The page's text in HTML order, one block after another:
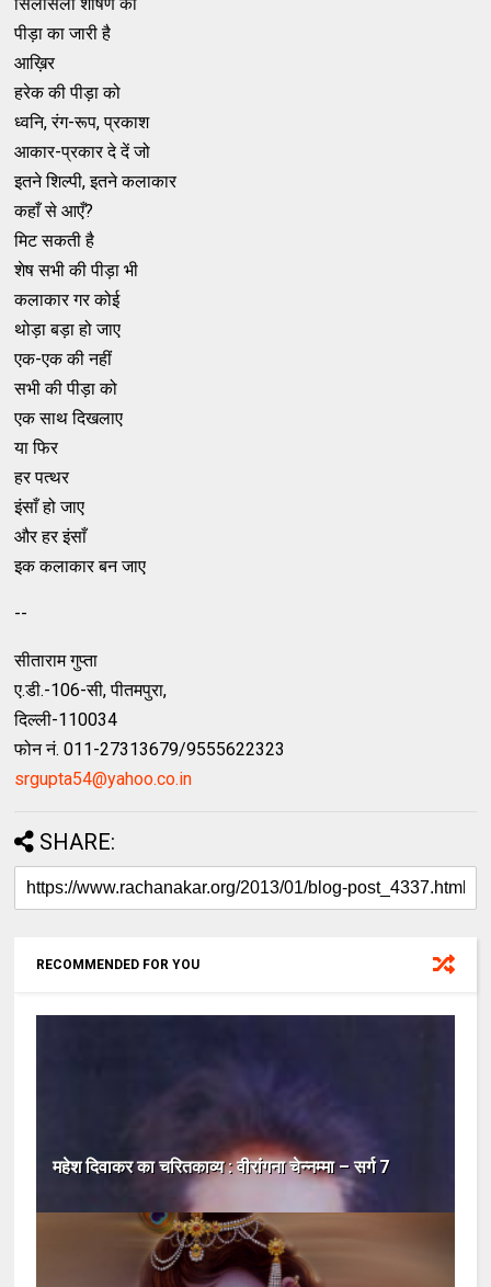
पीड़ा का जारी है
आख़िर
हरेक की पीड़ा को
ध्वनि, रंग-रूप, प्रकाश
आकार-प्रकार दे दें जो
इतने शिल्पी, इतने कलाकार
कहाँ से आएँ?
मिट सकती है
शेष सभी की पीड़ा भी
कलाकार गर कोई
थोड़ा बड़ा हो जाए
एक-एक की नहीं
सभी की पीड़ा को
एक साथ दिखलाए
या फिर
हर पत्थर
इंसाँ हो जाए
और हर इंसाँ
इक कलाकार बन जाए
--
सीताराम गुप्ता
ए.डी.-106-सी, पीतमपुरा,
दिल्ली-110034
फोन नं. 011-27313679/9555622323
srgupta54@yahoo.co.in
SHARE:
RECOMMENDED FOR YOU
महेश दिवाकर का चरितकाव्य : वीरांगना चेन्नम्मा – सर्ग 7